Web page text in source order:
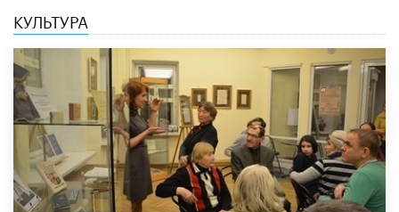
КУЛЬТУРА